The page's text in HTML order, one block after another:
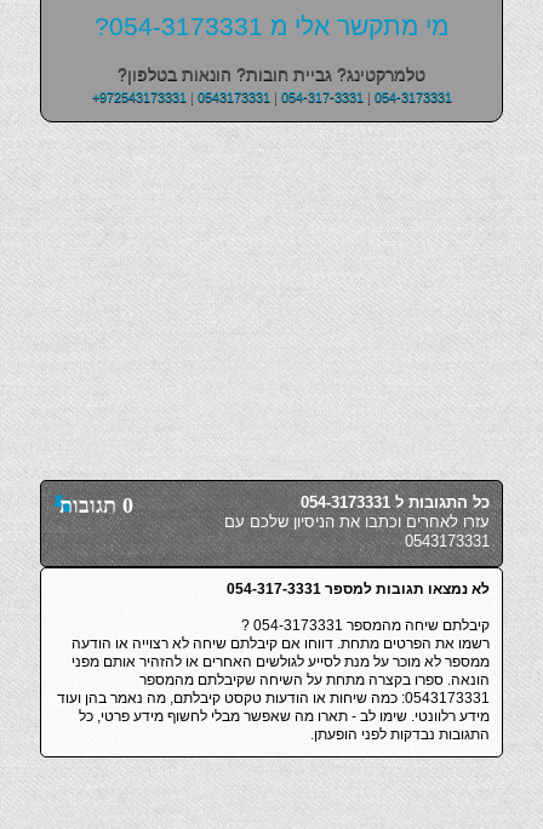
מי מתקשר אלי מ 054-3173331?
טלמרקטינג? גביית חובות? הונאות בטלפון?
+972543173331| 0543173331| 054-317-3331| 054-3173331
0 תגובות
כל התגובות ל 054-3173331
עזרו לאחרים וכתבו את הניסיון שלכם עם
0543173331
לא נמצאו תגובות למספר 054-317-3331
קיבלתם שיחה מהמספר 054-3173331 ?
רשמו את הפרטים מתחת. דווחו אם קיבלתם שיחה לא רצוייה או הודעה
ממספר לא מוכר על מנת לסייע לגולשים האחרים או להזהיר אותם מפני
הונאה. ספרו בקצרה מתחת על השיחה שקיבלתם מהמספר
0543173331: כמה שיחות או הודעות טקסט קיבלתם, מה נאמר בהן ועוד
מידע רלוונטי. שימו לב - תארו מה שאפשר מבלי לחשוף מידע פרטי, כל
התגובות נבדקות לפני הופעתן.